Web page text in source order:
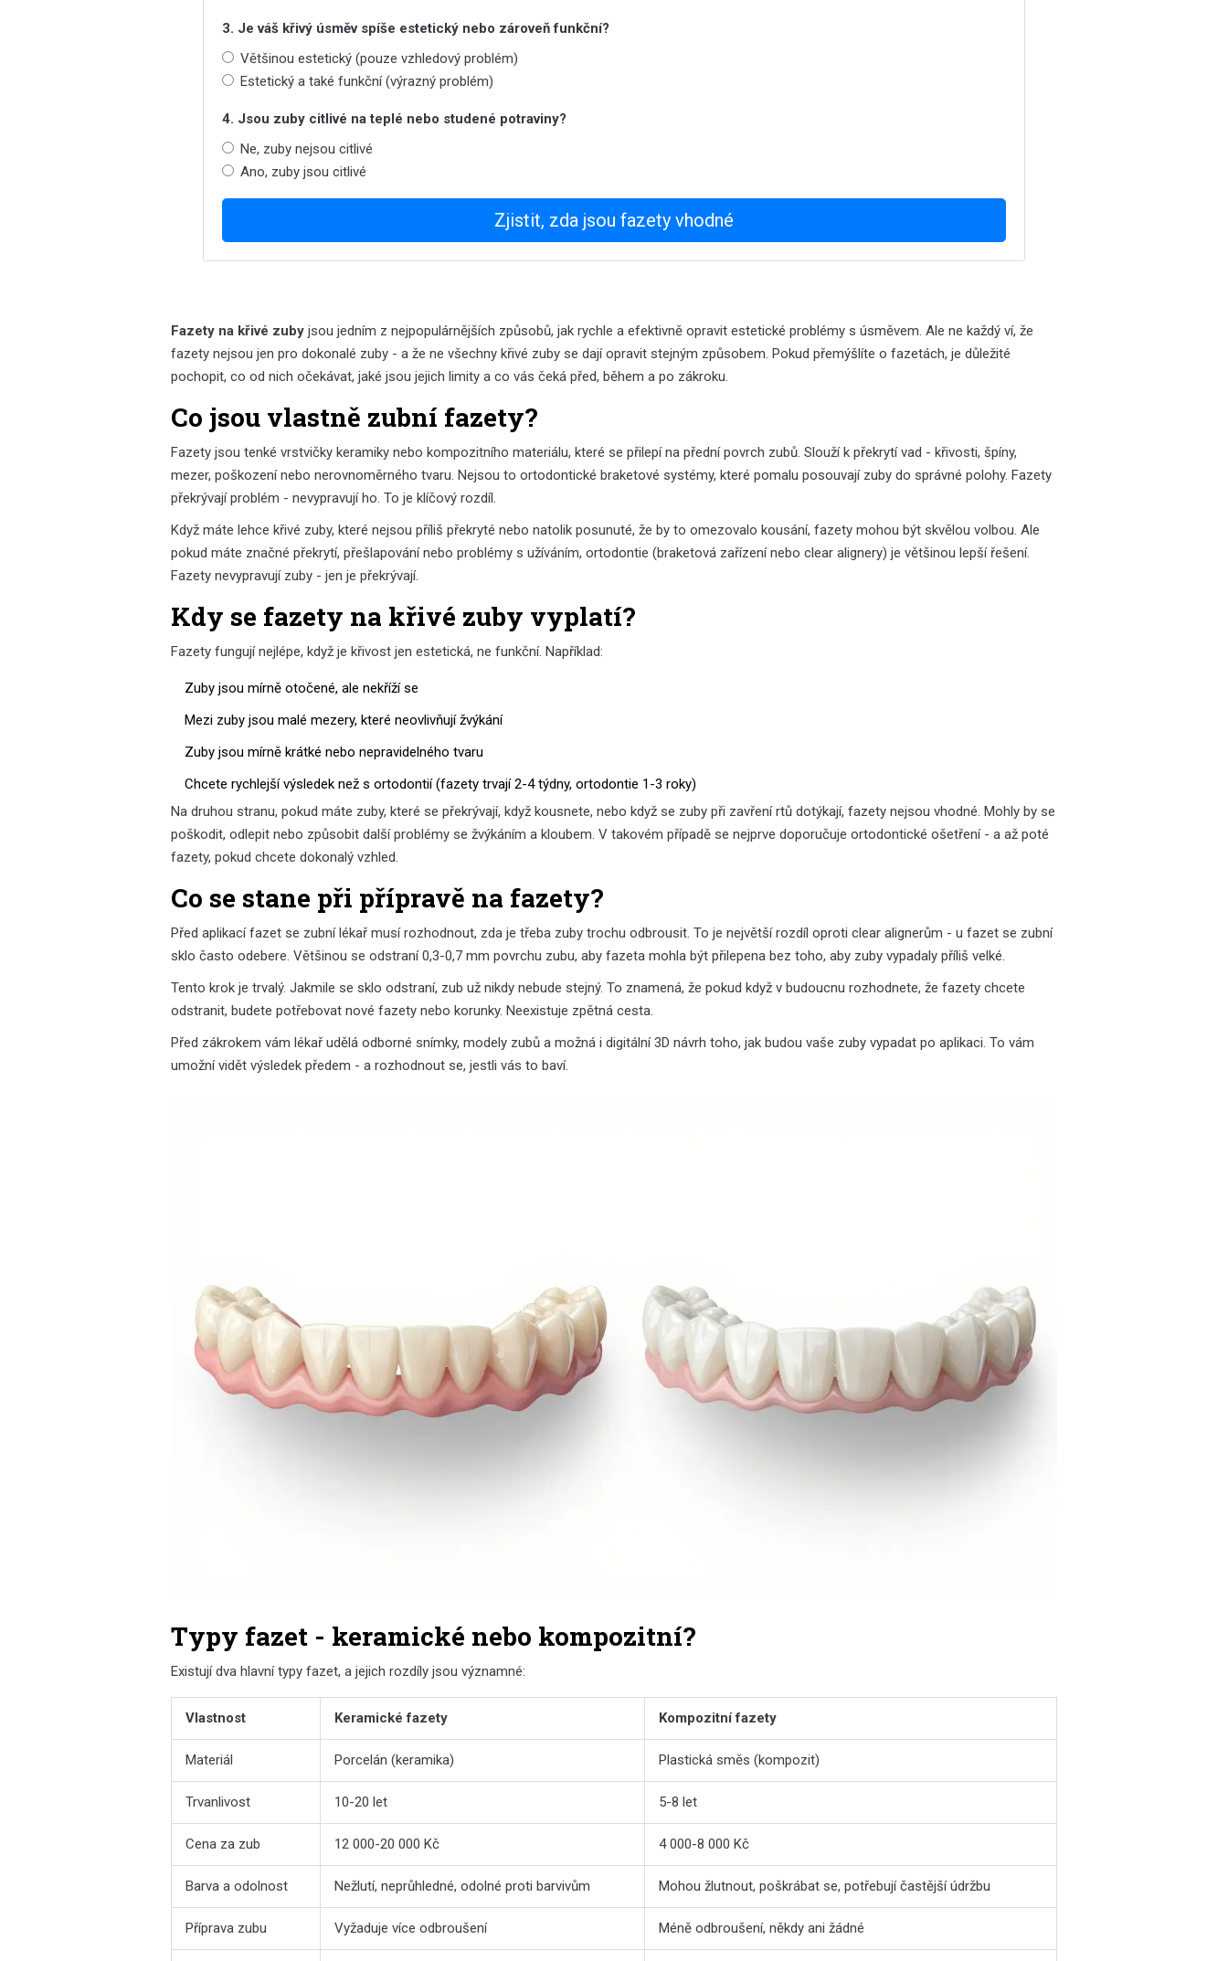
3. Je váš křivý úsměv spíše estetický nebo zároveň funkční?
Většinou estetický (pouze vzhledový problém)
Estetický a také funkční (výrazný problém)
4. Jsou zuby citlivé na teplé nebo studené potraviny?
Ne, zuby nejsou citlivé
Ano, zuby jsou citlivé
Zjistit, zda jsou fazety vhodné
Fazety na křivé zuby jsou jedním z nejpopulárnějších způsobů, jak rychle a efektivně opravit estetické problémy s úsměvem. Ale ne každý ví, že
fazety nejsou jen pro dokonalé zuby - a že ne všechny křivé zuby se dají opravit stejným způsobem. Pokud přemýšlíte o fazetách, je důležité
pochopit, co od nich očekávat, jaké jsou jejich limity a co vás čeká před, během a po zákroku.
Co jsou vlastně zubní fazety?
Fazety jsou tenké vrstvičky keramiky nebo kompozitního materiálu, které se přilepí na přední povrch zubů. Slouží k překrytí vad - křivosti, špíny,
mezer, poškození nebo nerovnoměrného tvaru. Nejsou to ortodontické braketové systémy, které pomalu posouvají zuby do správné polohy. Fazety
překrývají problém - nevypravují ho. To je klíčový rozdíl.
Když máte lehce křivé zuby, které nejsou příliš překryté nebo natolik posunuté, že by to omezovalo kousání, fazety mohou být skvělou volbou. Ale
pokud máte značné překrytí, přešlapování nebo problémy s užíváním, ortodontie (braketová zařízení nebo clear alignery) je většinou lepší řešení.
Fazety nevypravují zuby - jen je překrývají.
Kdy se fazety na křivé zuby vyplatí?
Fazety fungují nejlépe, když je křivost jen estetická, ne funkční. Například:
Zuby jsou mírně otočené, ale nekříží se
Mezi zuby jsou malé mezery, které neovlivňují žvýkání
Zuby jsou mírně krátké nebo nepravidelného tvaru
Chcete rychlejší výsledek než s ortodontií (fazety trvají 2-4 týdny, ortodontie 1-3 roky)
Na druhou stranu, pokud máte zuby, které se překrývají, když kousnete, nebo když se zuby při zavření rtů dotýkají, fazety nejsou vhodné. Mohly by se
poškodit, odlepit nebo způsobit další problémy se žvýkáním a kloubem. V takovém případě se nejprve doporučuje ortodontické ošetření - a až poté
fazety, pokud chcete dokonalý vzhled.
Co se stane při přípravě na fazety?
Před aplikací fazet se zubní lékař musí rozhodnout, zda je třeba zuby trochu odbrousit. To je největší rozdíl oproti clear alignerům - u fazet se zubní
sklo často odebere. Většinou se odstraní 0,3-0,7 mm povrchu zubu, aby fazeta mohla být přilepena bez toho, aby zuby vypadaly příliš velké.
Tento krok je trvalý. Jakmile se sklo odstraní, zub už nikdy nebude stejný. To znamená, že pokud když v budoucnu rozhodnete, že fazety chcete
odstranit, budete potřebovat nové fazety nebo korunky. Neexistuje zpětná cesta.
Před zákrokem vám lékař udělá odborné snímky, modely zubů a možná i digitální 3D návrh toho, jak budou vaše zuby vypadat po aplikaci. To vám
umožní vidět výsledek předem - a rozhodnout se, jestli vás to baví.
Typy fazet - keramické nebo kompozitní?
Existují dva hlavní typy fazet, a jejich rozdíly jsou významné:
Vlastnost Keramické fazety Kompozitní fazety
Materiál Porcelán (keramika) Plastická směs (kompozit)
Trvanlivost 10-20 let 5-8 let
Cena za zub 12 000-20 000 Kč 4 000-8 000 Kč
Barva a odolnost Nežlutí, neprůhledné, odolné proti barvivům Mohou žlutnout, poškrábat se, potřebují častější údržbu
Příprava zubu Vyžaduje více odbroušení Méně odbroušení, někdy ani žádné